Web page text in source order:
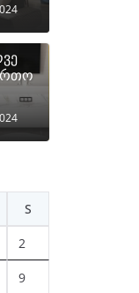
S
2
9